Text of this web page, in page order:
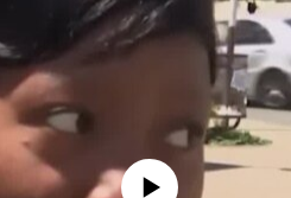
No media source currently